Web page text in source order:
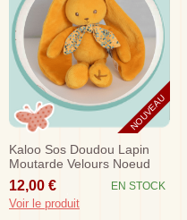
NOUVEAU
Kaloo Sos Doudou Lapin
Moutarde Velours Noeud
Tissu
12,00 € EN STOCK
Voir le produit